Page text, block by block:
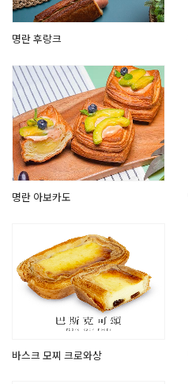
명란 후랑크
명란 아보카도
바스크 모찌 크로와상